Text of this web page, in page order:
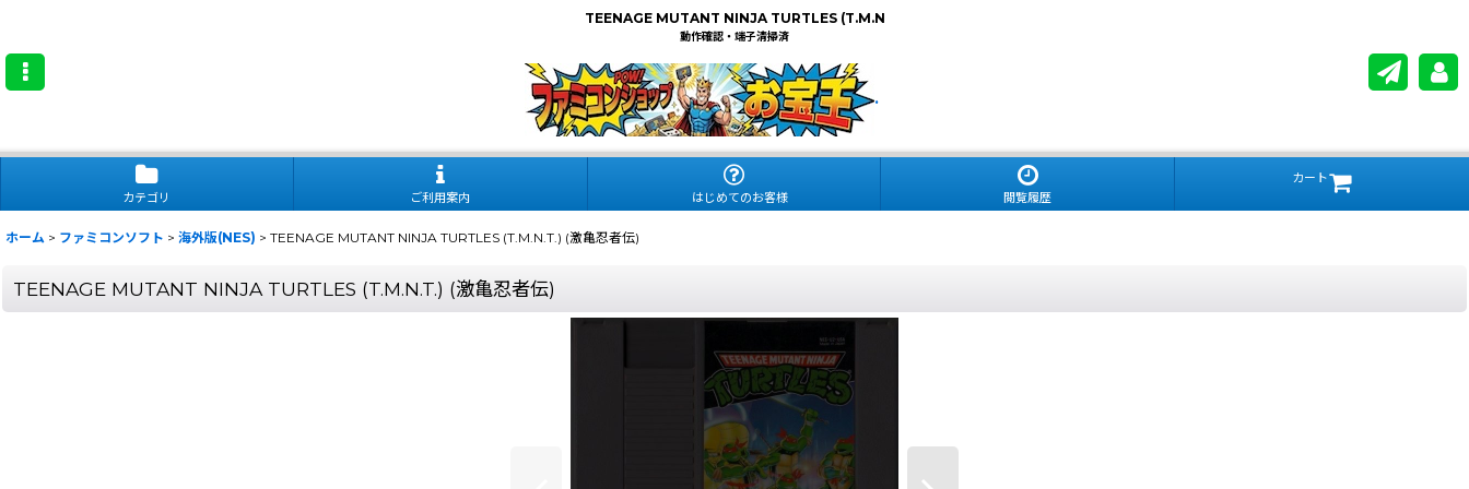
TEENAGE MUTANT NINJA TURTLES (T.M.N
動作確認・端子清掃済
.
カテゴリ ご利用案内 はじめてのお客様 閲覧履歴
カート
ホーム > ファミコンソフト > 海外版(NES) > TEENAGE MUTANT NINJA TURTLES (T.M.N.T.) (激亀忍者伝)
TEENAGE MUTANT NINJA TURTLES (T.M.N.T.) (激亀忍者伝)